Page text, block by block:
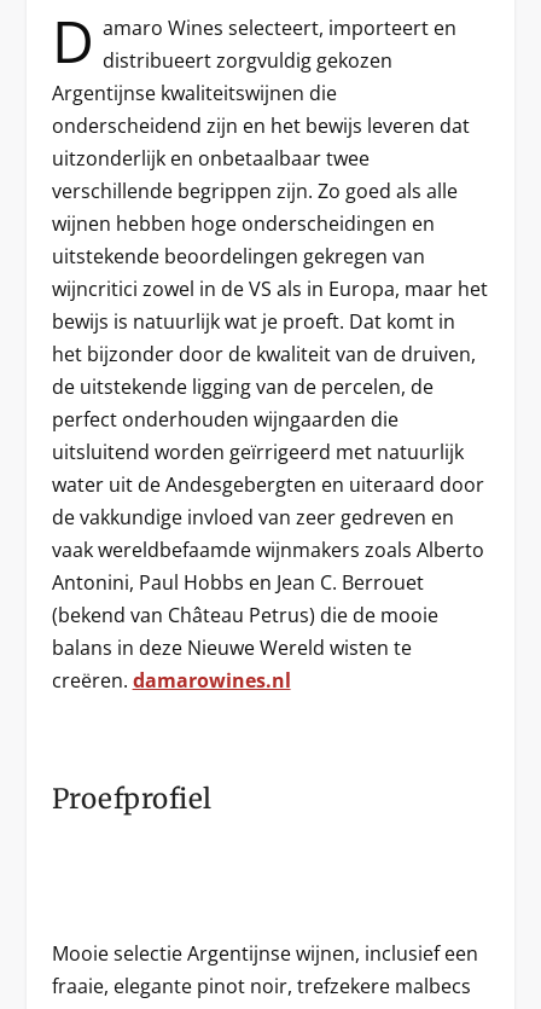
D amaro Wines selecteert, importeert en
distribueert zorgvuldig gekozen
Argentijnse kwaliteitswijnen die
onderscheidend zijn en het bewijs leveren dat
uitzonderlijk en onbetaalbaar twee
verschillende begrippen zijn. Zo goed als alle
wijnen hebben hoge onderscheidingen en
uitstekende beoordelingen gekregen van
wijncritici zowel in de VS als in Europa, maar het
bewijs is natuurlijk wat je proeft. Dat komt in
het bijzonder door de kwaliteit van de druiven,
de uitstekende ligging van de percelen, de
perfect onderhouden wijngaarden die
uitsluitend worden geïrrigeerd met natuurlijk
water uit de Andesgebergten en uiteraard door
de vakkundige invloed van zeer gedreven en
vaak wereldbefaamde wijnmakers zoals Alberto
Antonini, Paul Hobbs en Jean C. Berrouet
(bekend van Château Petrus) die de mooie
balans in deze Nieuwe Wereld wisten te
creëren. damarowines.nl
Proefprofiel
Mooie selectie Argentijnse wijnen, inclusief een
fraaie, elegante pinot noir, trefzekere malbecs